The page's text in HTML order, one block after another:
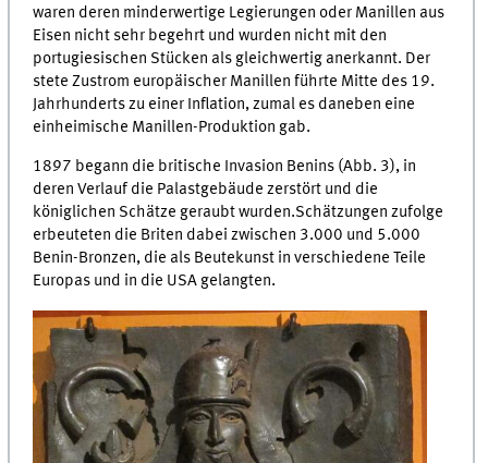
waren deren minderwertige Legierungen oder Manillen aus
Eisen nicht sehr begehrt und wurden nicht mit den
portugiesischen Stücken als gleichwertig anerkannt. Der
stete Zustrom europäischer Manillen führte Mitte des 19.
Jahrhunderts zu einer Inflation, zumal es daneben eine
einheimische Manillen-Produktion gab.
1897 begann die britische Invasion Benins (Abb. 3), in
deren Verlauf die Palastgebäude zerstört und die
königlichen Schätze geraubt wurden.Schätzungen zufolge
erbeuteten die Briten dabei zwischen 3.000 und 5.000
Benin-Bronzen, die als Beutekunst in verschiedene Teile
Europas und in die USA gelangten.